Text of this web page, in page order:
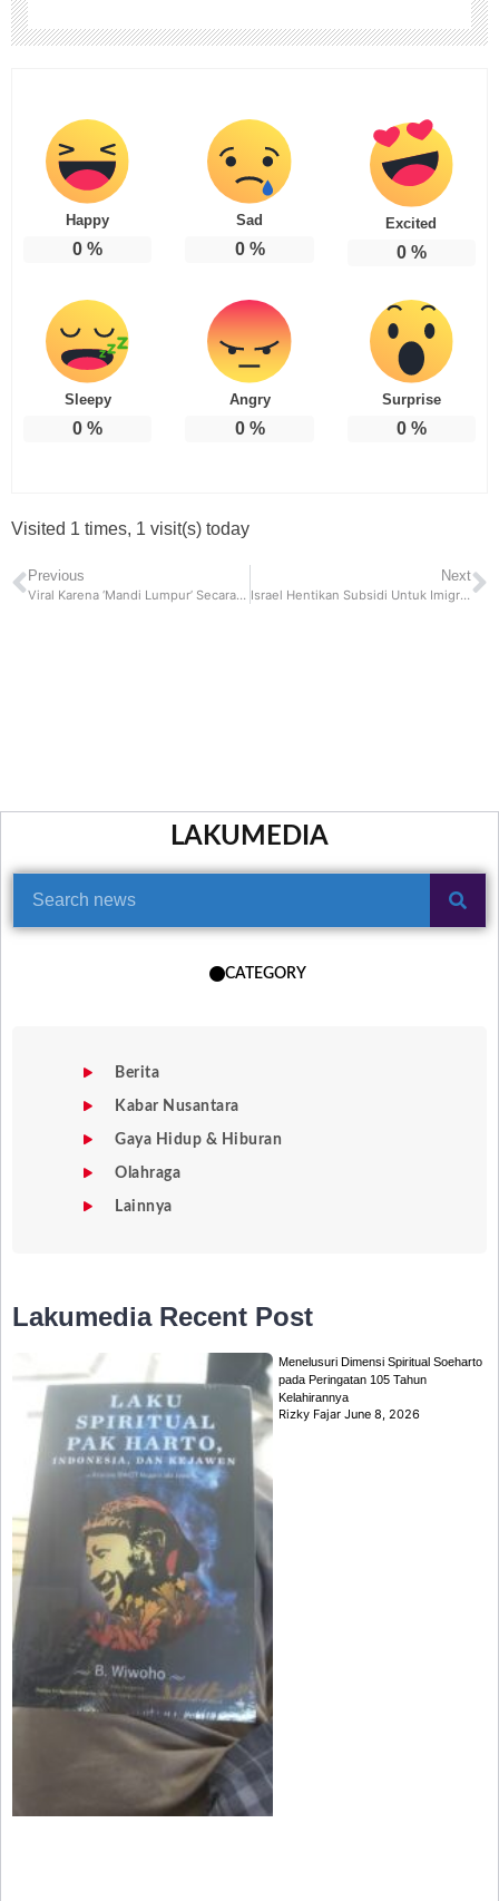
Happy
0 %
Sad
0%
Excited
0%
Sleepy
0 %
Angry
0%
Surprise
0%
Visited 1 times, 1 visit(s) today
Previous
Viral Karena ‘Mandi Lumpur’ Secara Online di Tiktok
Next
Israel Hentikan Subsidi Untuk Imigran Dari Konflik Ukraina
LAKUMEDIA
CATEGORY
Berita
Kabar Nusantara
Gaya Hidup & Hiburan
Olahraga
Lainnya
Lakumedia Recent Post
Menelusuri Dimensi Spiritual Soeharto
pada Peringatan 105 Tahun
Kelahirannya
Rizky FajarJune 8, 2026